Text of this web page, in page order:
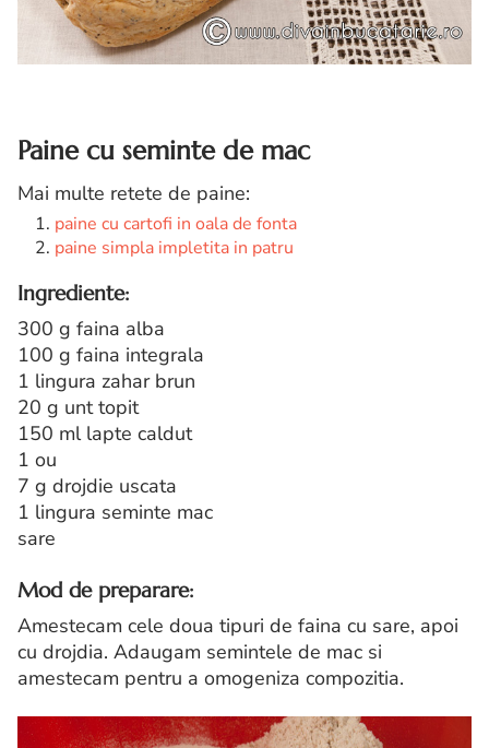
Paine cu seminte de mac
Mai multe retete de paine:
paine cu cartofi in oala de fonta
paine simpla impletita in patru
Ingrediente:
300 g faina alba
100 g faina integrala
1 lingura zahar brun
20 g unt topit
150 ml lapte caldut
1 ou
7 g drojdie uscata
1 lingura seminte mac
sare
Mod de preparare:
Amestecam cele doua tipuri de faina cu sare, apoi
cu drojdia. Adaugam semintele de mac si
amestecam pentru a omogeniza compozitia.